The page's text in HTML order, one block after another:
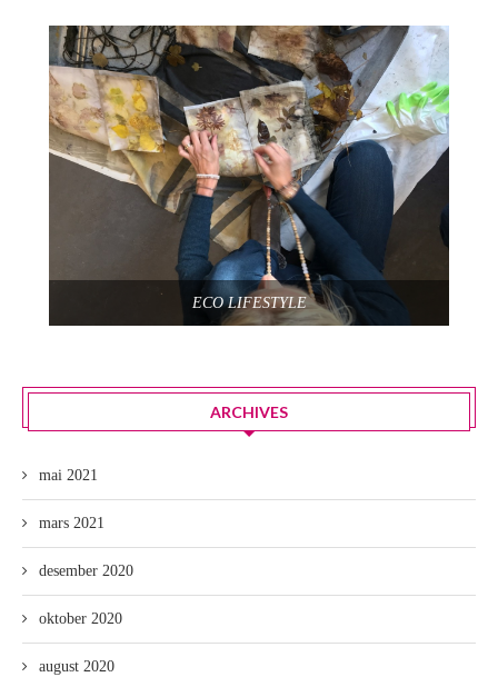
ECO LIFESTYLE
ARCHIVES
mai 2021
mars 2021
desember 2020
oktober 2020
august 2020